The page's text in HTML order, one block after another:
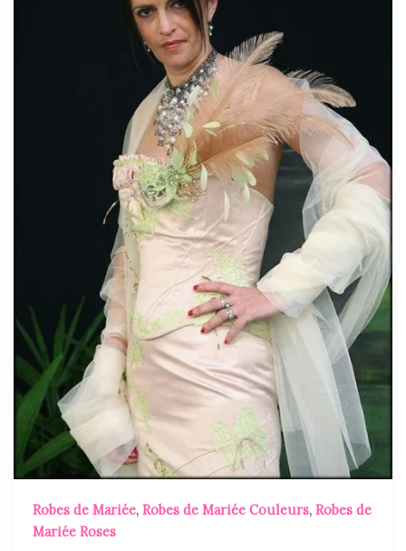
Robes de Mariée,Robes de Mariée Couleurs,Robes de
Mariée Roses